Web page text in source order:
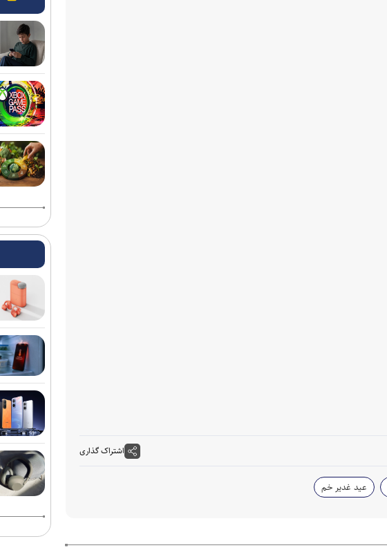
اشتراک گذاری
عید غدیر خم